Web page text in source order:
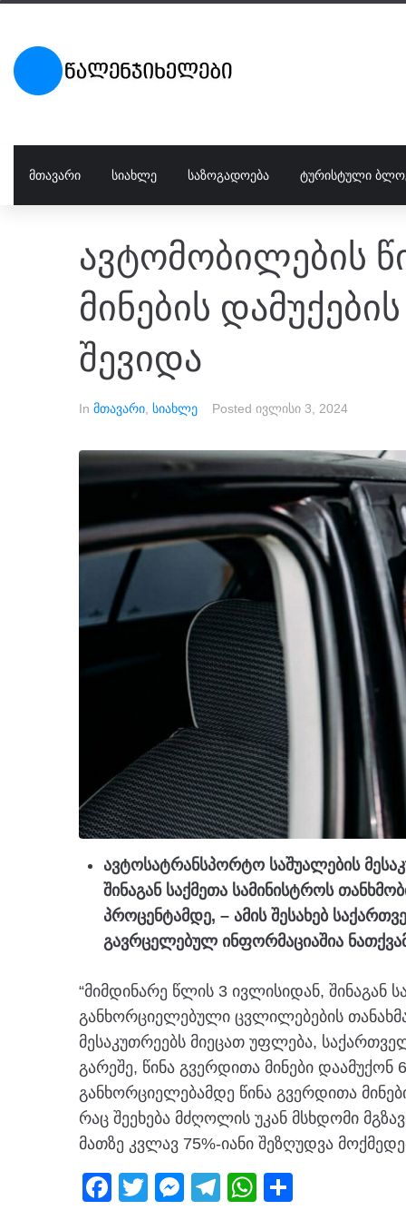
ᲛᲗᲐᲕᲐᲠᲘ ᲡᲘᲐᲮᲚᲔ ᲡᲐᲖᲝᲒᲐᲓᲝᲔᲑᲐ ᲢᲣᲠᲘᲡᲢᲣᲚᲘ
ავტომობილების
მინების
შევიდა
In მთავარი სიახლე Posted ივლისი 3, 2024
ავტოსატრანსპორტო საშუალების
შინაგან საქმეთა სამინისტროს
პროცენტამდე, – ამის შესახებ
გავრცელებულ ინფორმაციაშია
“მიმდინარე წლის 3 ივლისიდან, შინაგან
განხორციელებული ცვლილებების
მესაკუთრეებს მიეცათ უფლება,
გარეშე, წინა გვერდითა მინები
განხორციელებამდე წინა გვერდითა
რაც შეეხება მძღოლის უკან მსხდომი
მათზე კვლავ 75%-იანი შეზღუდვა
F
T
M
T
W